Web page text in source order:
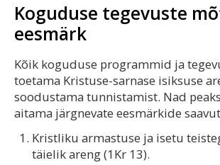
Koguduse tegevuste
eesmärk
Kõik koguduse programmid ja
toetama Kristuse-sarnase isiksuse
soodustama tunnistamist. Nad
aitama järgnevate eesmärkide
Kristliku armastuse ja isetu
täielik areng (1Kr 13).